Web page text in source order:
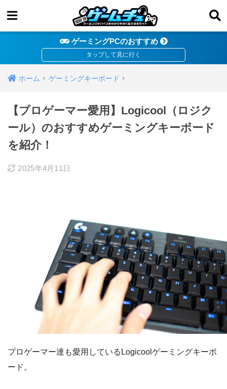
ゲーミングPCのおすすめ
ホーム ゲーミングキーボード
【プロゲーマー愛用】Logicool（ロジク
ール）のおすすめゲーミングキーボード
を紹介！
2025年4月11日
プロゲーマー達も愛用しているLogicoolゲーミングキーボ
ード。